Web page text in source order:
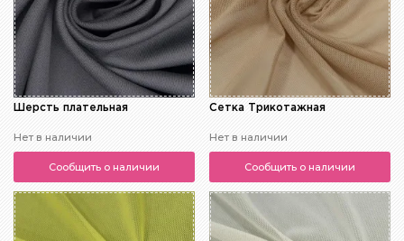
Шерсть плательная
Нет в наличии
Сообщить о наличии
Сетка Трикотажная
Нет в наличии
Сообщить о наличии